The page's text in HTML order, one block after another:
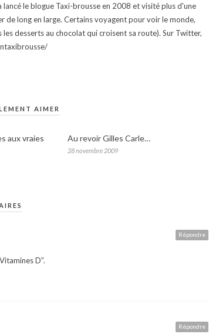
le blogue Taxi-brousse en 2008 et visité plus d'une
de long en large. Certains voyagent pour voir le monde,
desserts au chocolat qui croisent sa route). Sur Twitter,
AIMER
aux vraies
Au revoir Gilles Carle…
28 novembre 2009
Répondre
D”.
Répondre